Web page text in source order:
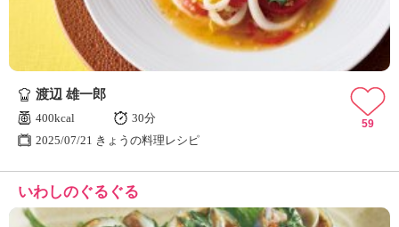
渡辺 雄一郎
400kcal
30分
2025/07/21 きょうの料理レシピ
59
いわしのぐるぐる